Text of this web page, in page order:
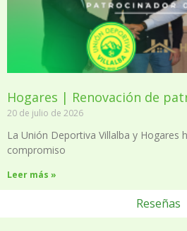
Hogares | Renovación de
20 de julio de 2026
La Unión Deportiva Villalba y Hogares
compromiso
Leer más »
Reseñas